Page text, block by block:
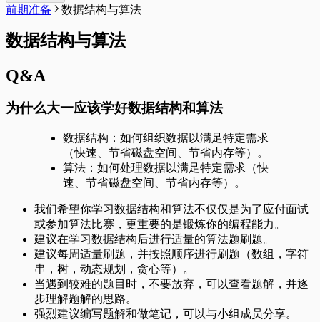
前期准备 数据结构与算法
数据结构与算法
Q&A
为什么大一应该学好数据结构和算法
数据结构：如何组织数据以满足特定需求
（快速、节省磁盘空间、节省内存等）。
算法：如何处理数据以满足特定需求（快
速、节省磁盘空间、节省内存等）。
我们希望你学习数据结构和算法不仅仅是为了应付面试
或参加算法比赛，更重要的是锻炼你的编程能力。
建议在学习数据结构后进行适量的算法题刷题。
建议每周适量刷题，并按照顺序进行刷题（数组，字符
串，树，动态规划，贪心等）。
当遇到较难的题目时，不要放弃，可以查看题解，并逐
步理解题解的思路。
强烈建议编写题解和做笔记，可以与小组成员分享。